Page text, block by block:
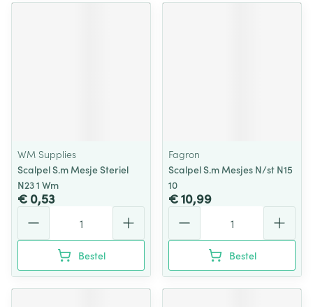
WM Supplies
Scalpel S.m Mesje Steriel
N23 1 Wm
€ 0,53
Bestel
Fagron
Scalpel S.m Mesjes N/st N15
10
€ 10,99
Bestel